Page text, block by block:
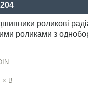
роликові
роликами з